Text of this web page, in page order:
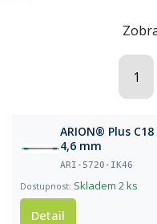
1
ARION® Plus
4,6 mm
ARI-5720-IK46
Skladem 2 ks
Detail